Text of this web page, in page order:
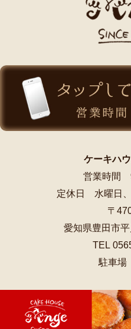
ケーキハ
営業時間
定休日 水曜日
〒
愛知県豊田市
TEL
駐車